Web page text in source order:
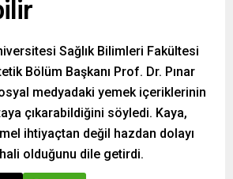
Sağlık Bilimleri Fakültesi
Bölüm Başkanı Prof. Dr. Pınar
medyadaki yemek içeriklerinin
çıkarabildiğini söyledi. Kaya,
ihtiyaçtan değil hazdan dolayı
olduğunu dile getirdi.